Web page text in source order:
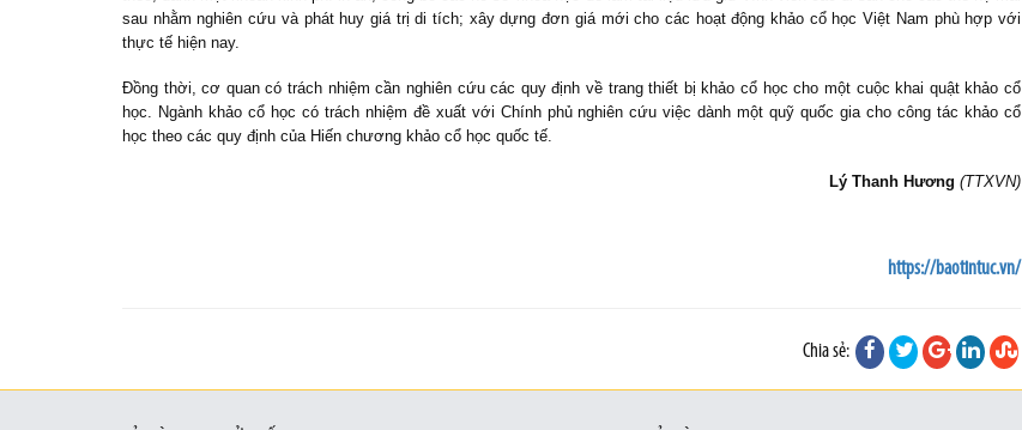
sau nhằm nghiên cứu và phát huy giá trị di tích; xây dựng đơn giá mới cho các hoạt động khảo cổ học Việt Nam phù hợp với
thực tế hiện nay.
Đồng thời, cơ quan có trách nhiệm cần nghiên cứu các quy định về trang thiết bị khảo cổ học cho một cuộc khai quật khảo cổ
học. Ngành khảo cổ học có trách nhiệm đề xuất với Chính phủ nghiên cứu việc dành một quỹ quốc gia cho công tác khảo cổ
học theo các quy định của Hiến chương khảo cổ học quốc tế.
Lý Thanh Hương (TTXVN)
https://baotintuc.vn/
Chia sẻ: